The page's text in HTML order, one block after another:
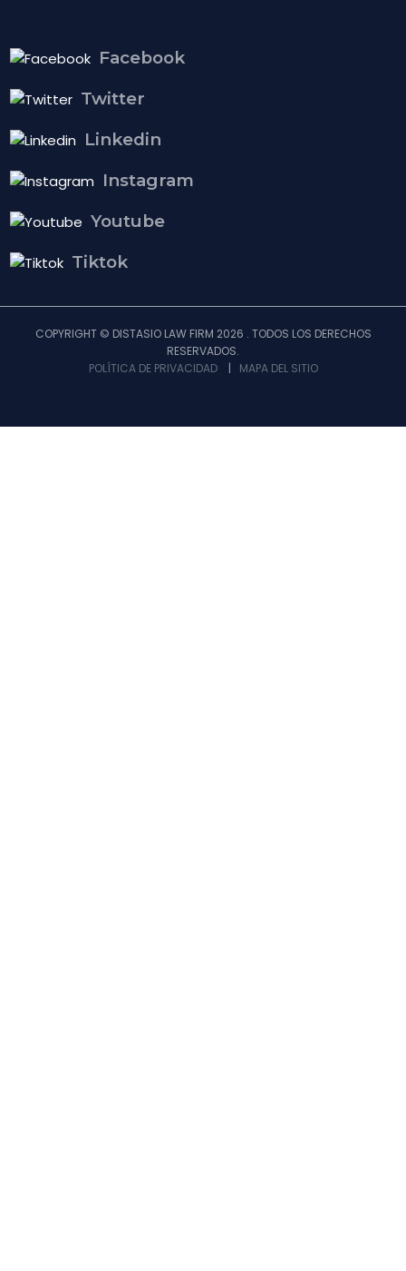
Facebook
Twitter
Linkedin
Instagram
Youtube
Tiktok
COPYRIGHT © DISTASIO LAW FIRM 2026 . TODOS LOS DERECHOS
RESERVADOS.
POLÍTICA DE PRIVACIDAD| MAPA DEL SITIO